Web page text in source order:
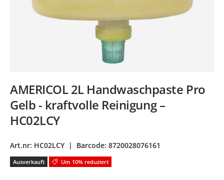
AMERICOL 2L Handwaschpaste Pro
Gelb - kraftvolle Reinigung –
HC02LCY
Art.nr: HC02LCY | Barcode: 8720028076161
Ausverkauft Um 10% reduziert